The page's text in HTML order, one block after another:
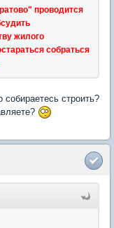
проводится
жилого
собраться
собираетесь строить?